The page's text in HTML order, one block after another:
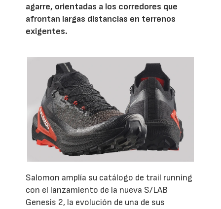
agarre, orientadas a los corredores que
afrontan largas distancias en terrenos
exigentes.
Salomon amplía su catálogo de trail running
con el lanzamiento de la nueva S/LAB
Genesis 2, la evolución de una de sus